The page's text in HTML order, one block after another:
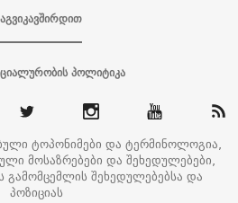
პოლიტიკა
ტოპონიმები და ტერმინოლოგია,
მოსაზრებები და შეხედულებები,
გამომცემლის შეხედულებებსა და
პოზიციას